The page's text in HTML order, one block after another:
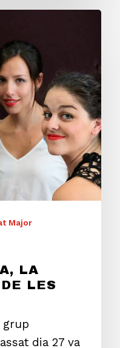
Major
LA
LES
grup
dia 27 va